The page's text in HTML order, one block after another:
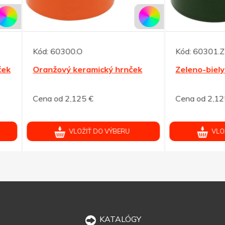
keramický hrnček
od 2,125 €
VLOŽIŤ DO VÝBERU
Zeleno-biely keramický
Cena od 2,125 €
VLOŽIŤ DO VÝBERU
KATALÓGY